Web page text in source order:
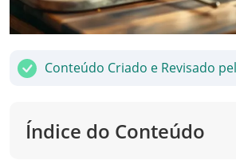
Conteúdo Criado e Revisado
Índice do Conteúdo